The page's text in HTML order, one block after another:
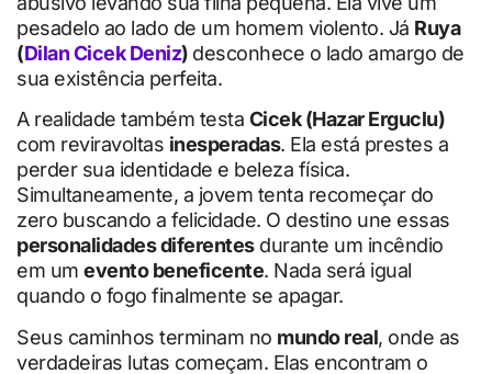
pesadelo ao lado de um homem violento. Já Ruya
(Dilan Cicek Deniz) desconhece o lado amargo de
sua existência perfeita.
A realidade também testa Cicek (Hazar Erguclu)
com reviravoltas inesperadas. Ela está prestes a
perder sua identidade e beleza física.
Simultaneamente, a jovem tenta recomeçar do
zero buscando a felicidade. O destino une essas
personalidades diferentesdurante um incêndio
em um evento beneficente. Nada será igual
quando o fogo finalmente se apagar.
Seus caminhos terminam no mundo real, onde as
verdadeiras lutas começam. Elas encontram o